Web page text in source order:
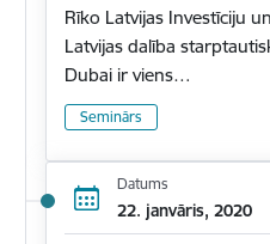
Rīko Latvijas Investīciju
Latvijas dalība
Dubai ir viens…
Seminārs
Datums
22. janvāris, 2020